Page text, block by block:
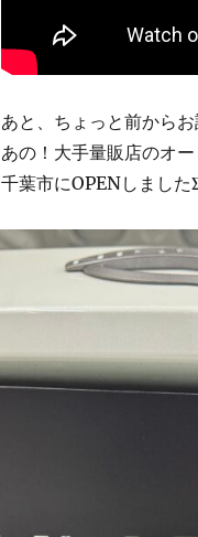
あと、ちょっと前からお
あの！大手量販店のオ
千葉市にOPENしました